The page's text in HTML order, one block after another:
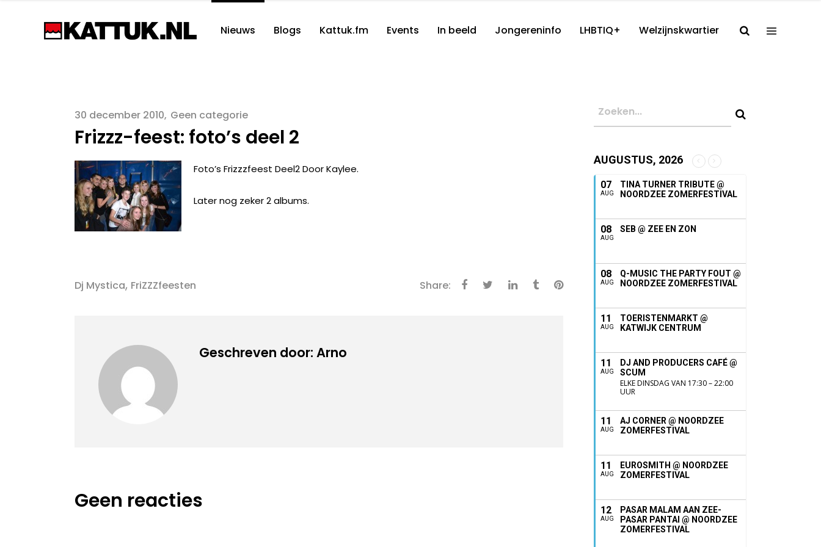
Nieuws Blogs Kattuk.fm Events In beeld Jongereninfo LHBTIQ+ Welzijnskwartier
30 december 2010 Geen categorie
Frizzz-feest: foto’s deel 2
Foto’s Frizzzfeest Deel2 Door Kaylee.
Later nog zeker 2 albums.
Dj Mystica, FriZZZfeesten Share:
Geschreven door: Arno
Geen reacties
AUGUSTUS, 2026
07
AUG
TINA TURNER TRIBUTE @
NOORDZEE ZOMERFESTIVAL
08
AUG
SEB @ ZEE EN ZON
08
AUG
Q-MUSIC THE PARTY FOUT @
NOORDZEE ZOMERFESTIVAL
11
AUG
TOERISTENMARKT @
KATWIJK CENTRUM
11
AUG
DJ AND PRODUCERS CAFÉ @
SCUM
ELKE DINSDAG VAN 17:30 – 22:00
UUR
11
AUG
AJ CORNER @ NOORDZEE
ZOMERFESTIVAL
11
AUG
EUROSMITH @ NOORDZEE
ZOMERFESTIVAL
12
AUG
PASAR MALAM AAN ZEE-
PASAR PANTAI @ NOORDZEE
ZOMERFESTIVAL